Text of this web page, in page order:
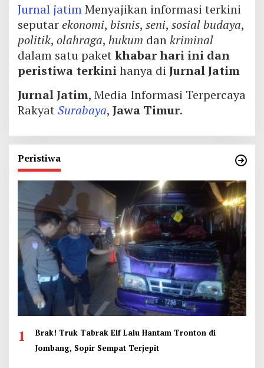
Jurnal jatimMenyajikan informasi terkini
seputarekonomi, bisnis, seni, sosial budaya,
politik, olahraga, hukum dankriminal
dalam satu paketkhabar hari ini dan
peristiwa terkinihanya di Jurnal Jatim
Jurnal Jatim, Media Informasi Terpercaya
RakyatSurabaya, Jawa Timur.
Peristiwa
1
Brak! Truk Tabrak Elf Lalu Hantam Tronton di
Jombang, Sopir Sempat Terjepit